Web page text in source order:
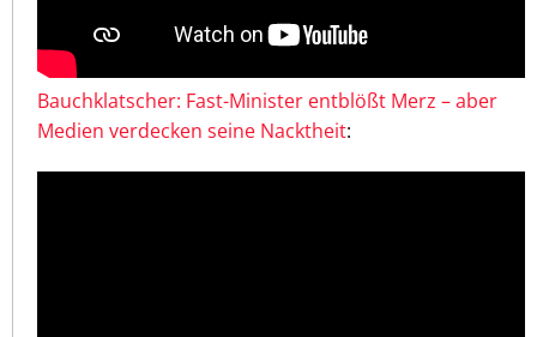
Bauchklatscher: Fast-Minister entblößt Merz – aber
Medien verdecken seine Nacktheit: